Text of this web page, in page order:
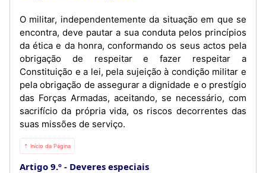
O militar, independentemente da situação em que se
encontra, deve pautar a sua conduta pelos princípios
da ética e da honra, conformando os seus actos pela
obrigação de respeitar e fazer respeitar a
Constituição e a lei, pela sujeição à condição militar e
pela obrigação de assegurar a dignidade e o prestígio
das Forças Armadas, aceitando, se necessário, com
sacrifício da própria vida, os riscos decorrentes das
suas missões de serviço.
⇡ Início da Página
Artigo 9.º Deveres especiais